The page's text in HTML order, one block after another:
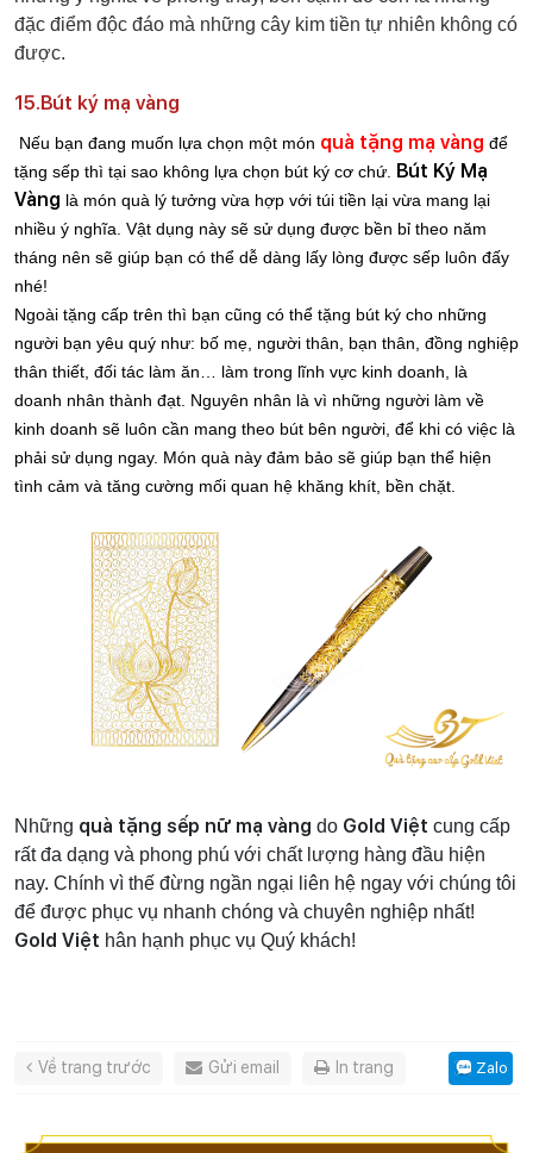
đặc điểm độc đáo mà những cây kim tiền tự nhiên không có
được.
15.Bút ký mạ vàng
Nếu bạn đang muốn lựa chọn một món quà tặng mạ vàng để
tặng sếp thì tại sao không lựa chọn bút ký cơ chứ. Bút Ký Mạ
Vàng là món quà lý tưởng vừa hợp với túi tiền lại vừa mang lại
nhiều ý nghĩa. Vật dụng này sẽ sử dụng được bền bỉ theo năm
tháng nên sẽ giúp bạn có thể dễ dàng lấy lòng được sếp luôn đấy
nhé!
Ngoài tặng cấp trên thì bạn cũng có thể tặng bút ký cho những
người bạn yêu quý như: bố mẹ, người thân, bạn thân, đồng nghiệp
thân thiết, đối tác làm ăn… làm trong lĩnh vực kinh doanh, là
doanh nhân thành đạt. Nguyên nhân là vì những người làm về
kinh doanh sẽ luôn cần mang theo bút bên người, để khi có việc là
phải sử dụng ngay. Món quà này đảm bảo sẽ giúp bạn thể hiện
tình cảm và tăng cường mối quan hệ khăng khít, bền chặt.
Những quà tặng sếp nữ mạ vàng do Gold Việt cung cấp
rất đa dạng và phong phú với chất lượng hàng đầu hiện
nay. Chính vì thế đừng ngần ngại liên hệ ngay với chúng tôi
để được phục vụ nhanh chóng và chuyên nghiệp nhất!
Gold Việt hân hạnh phục vụ Quý khách!
Về trang trước Gửi email In trang Zalo